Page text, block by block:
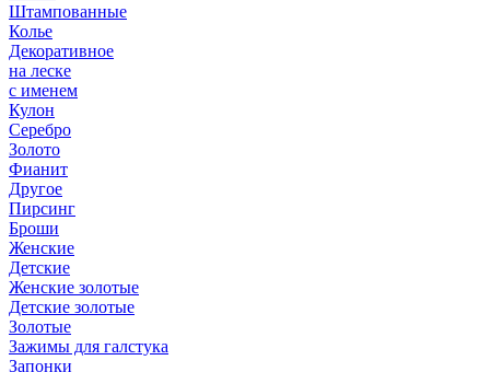
Штампованные
Колье
Декоративное
на леске
с именем
Кулон
Серебро
Золото
Фианит
Другое
Пирсинг
Броши
Женские
Детские
Женские золотые
Детские золотые
Золотые
Зажимы для галстука
Запонки